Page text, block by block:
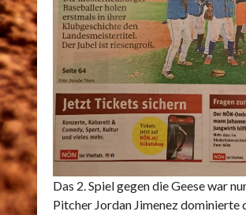
Das 2. Spiel gegen die Geese war
Pitcher Jordan Jimenez dominierte